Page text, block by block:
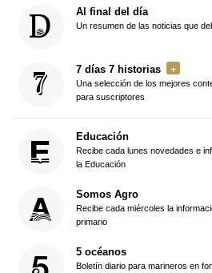
Al final del día
Un resumen de las noticias que
7 días 7 historias
Una selección de los mejores
para suscriptores
Educación
Recibe cada lunes novedades e
la Educación
Somos Agro
Recibe cada miércoles la
primario
5 océanos
Boletín diario para marineros en